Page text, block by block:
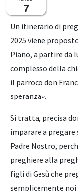
7
Un itinerario di
2025 viene
Piano, a partire da
complesso della
il parroco don
speranza».
Si tratta, precisa
imparare a pregare
Padre Nostro,
preghiere alla
figli di Gesù che
semplicemente noi